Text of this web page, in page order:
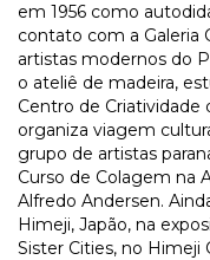
em 1956 como
contato com a Galeria
artistas modernos do
o ateliê de madeira,
Centro de Criatividade
organiza viagem
grupo de artistas
Curso de Colagem na
Alfredo Andersen.
Himeji, Japão, na
Sister Cities, no Himeji